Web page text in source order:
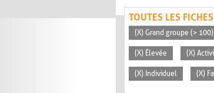
TOUTES LES
(X) Grand groupe (> 100)
(X) Élevée (X)
(X) Individuel (X)